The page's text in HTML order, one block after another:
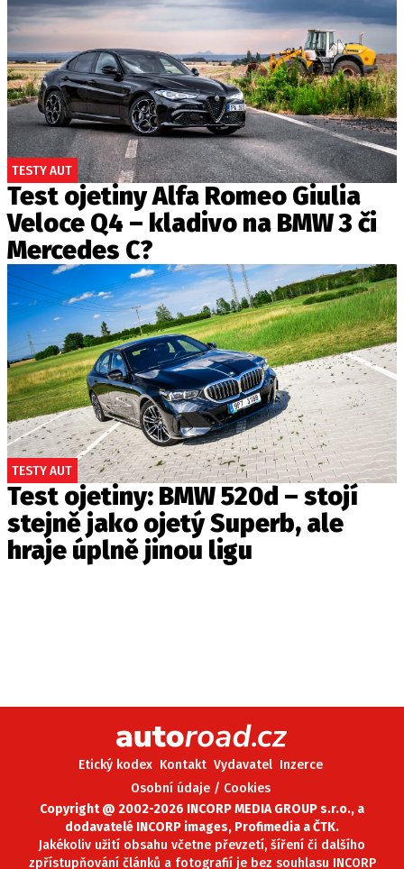
TESTY AUT
Test ojetiny Alfa Romeo Giulia
Veloce Q4 – kladivo na BMW 3 či
Mercedes C?
TESTY AUT
Test ojetiny: BMW 520d – stojí
stejně jako ojetý Superb, ale
hraje úplně jinou ligu
Etický kodex Kontakt Vydavatel Inzerce
Osobní údaje / Cookies
Copyright @ 2002-2026 INCORP MEDIA GROUP s.r.o., a
dodavatelé INCORP images, Profimedia a ČTK.
Jakékoliv užití obsahu včetne převzetí, šíření či dalšího
zpřístupňování článků a fotografií je bez souhlasu INCORP